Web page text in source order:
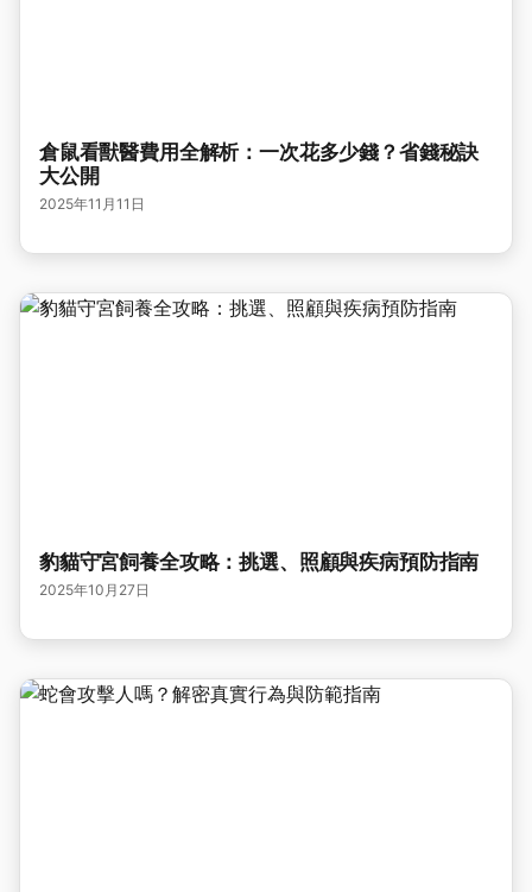
倉鼠看獸醫費用全解析：一次花多少錢？省錢秘訣
大公開
2025年11月11日
豹貓守宮飼養全攻略：挑選、照顧與疾病預防指南
2025年10月27日